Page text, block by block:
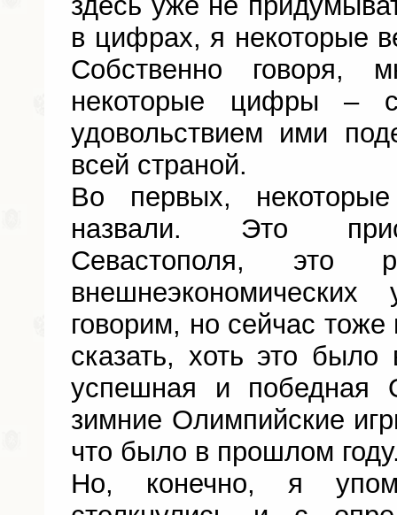
в цифрах, я некоторые
Собственно говоря,
некоторые цифры –
удовольствием ими
всей страной.
Во первых,
назвали. Это
Севастополя, это
говорим, но сейчас
сказать, хоть это
успешная и победная
зимние Олимпийские
что было в прошлом
Но, конечно, я